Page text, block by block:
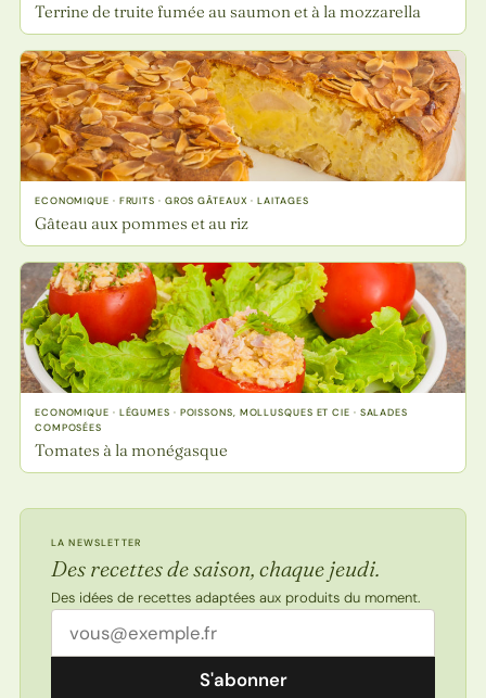
Terrine de truite fumée au saumon et à la mozzarella
ECONOMIQUE · FRUITS · GROS GÂTEAUX · LAITAGES
Gâteau aux pommes et au riz
ECONOMIQUE · LÉGUMES · POISSONS, MOLLUSQUES ET CIE · SALADES
COMPOSÉES
Tomates à la monégasque
LA NEWSLETTER
Des recettes de saison, chaque jeudi.
Des idées de recettes adaptées aux produits du moment.
Adresse email
S'abonner